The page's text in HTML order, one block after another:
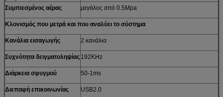
Συμπιεσμένος αέρας μεγάλος από 0.5Mpa
Κλονισμός που μετρά και που αναλύει το σύστημα
Κανάλια εισαγωγής 2 κανάλια
Συχνότητα δειγματοληψίας 192KHz
Διάρκεια σφυγμού 50-1ms
Διεπαφή επικοινωνίας USB2.0